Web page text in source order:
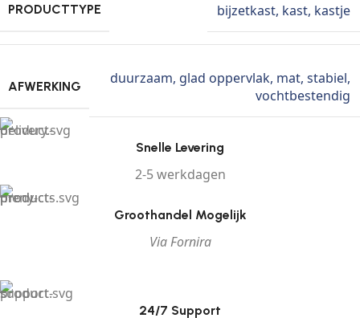
PRODUCTTYPE bijzetkast, kast, kastje
AFWERKING duurzaam, glad oppervlak, mat, stabiel,
vochtbestendig
Snelle Levering
2-5 werkdagen
Groothandel Mogelijk
Via Fornira
24/7 Support